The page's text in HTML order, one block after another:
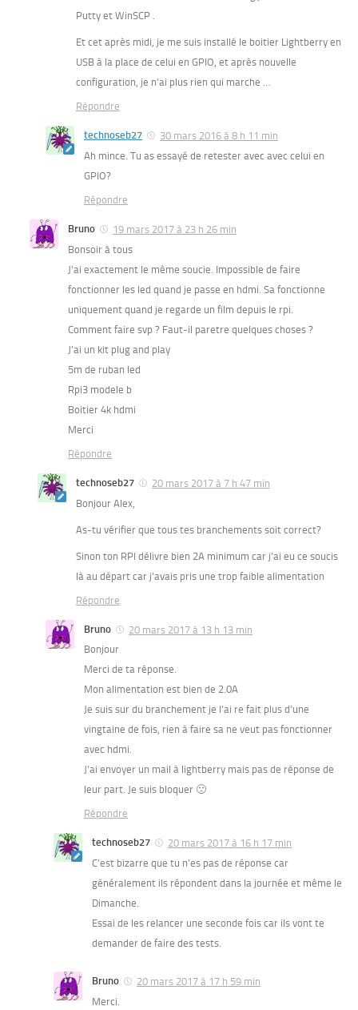
Putty et WinSCP .
Et cet après midi, je me suis installé le boitier Lightberry en
USB à la place de celui en GPIO, et après nouvelle
configuration, je n’ai plus rien qui marche …
Répondre
technoseb27
30 mars 2016 à 8 h 11 min
Ah mince. Tu as essayé de retester avec avec celui en
GPIO?
Répondre
Bruno
19 mars 2017 à 23 h 26 min
Bonsoir à tous
J’ai exactement le même soucie. Impossible de faire
fonctionner les led quand je passe en hdmi. Sa fonctionne
uniquement quand je regarde un film depuis le rpi.
Comment faire svp ? Faut-il paretre quelques choses ?
J’ai un kit plug and play
5m de ruban led
Rpi3 modele b
Boitier 4k hdmi
Merci
Répondre
technoseb27
20 mars 2017 à 7 h 47 min
Bonjour Alex,
As-tu vérifier que tous tes branchements soit correct?
Sinon ton RPI délivre bien 2A minimum car j’ai eu ce soucis
là au départ car j’avais pris une trop faible alimentation
Répondre
Bruno
20 mars 2017 à 13 h 13 min
Bonjour
Merci de ta réponse.
Mon alimentation est bien de 2.0A
Je suis sur du branchement je l’ai re fait plus d’une
vingtaine de fois, rien à faire sa ne veut pas fonctionner
avec hdmi.
J’ai envoyer un mail à lightberry mais pas de réponse de
leur part. Je suis bloquer 🙁
Répondre
technoseb27
20 mars 2017 à 16 h 17 min
C’est bizarre que tu n’es pas de réponse car
généralement ils répondent dans la journée et même le
Dimanche.
Essai de les relancer une seconde fois car ils vont te
demander de faire des tests.
Bruno
20 mars 2017 à 17 h 59 min
Merci.